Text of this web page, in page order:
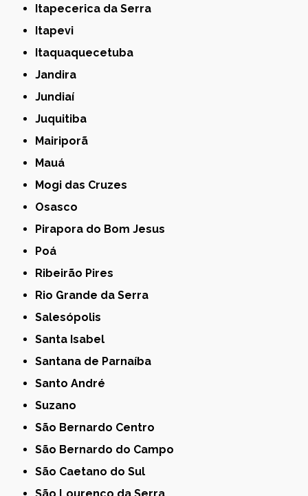
Itapecerica da Serra
Itapevi
Itaquaquecetuba
Jandira
Jundiaí
Juquitiba
Mairiporã
Mauá
Mogi das Cruzes
Osasco
Pirapora do Bom Jesus
Poá
Ribeirão Pires
Rio Grande da Serra
Salesópolis
Santa Isabel
Santana de Parnaíba
Santo André
Suzano
São Bernardo Centro
São Bernardo do Campo
São Caetano do Sul
São Lourenço da Serra